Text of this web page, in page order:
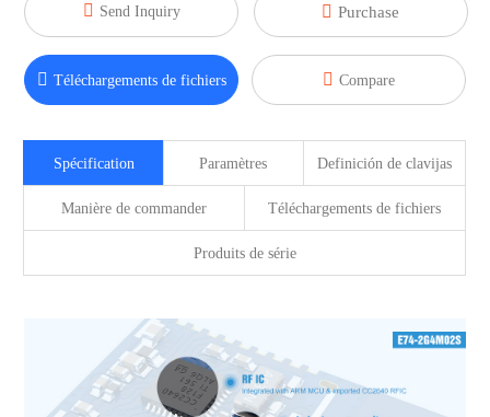
 Send Inquiry  Purchase
 Téléchargements de fichiers  Compare
Spécification Paramètres Definición de clavijas
Manière de commander Téléchargements de fichiers
Produits de série